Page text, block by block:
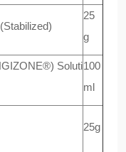
25
g
Soluti100
ml
25g